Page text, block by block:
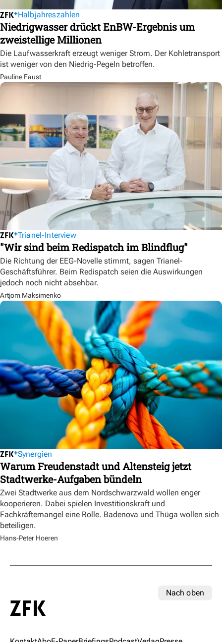
Halbjahreszahlen
Niedrigwasser drückt EnBW-Ergebnis um
zweistellige Millionen
Die Laufwasserkraft erzeugt weniger Strom. Der Kohletransport
ist weniger von den Niedrig-Pegeln betroffen.
Pauline Faust
Trianel-Interview
"Wir sind beim Redispatch im Blindflug"
Die Richtung der EEG-Novelle stimmt, sagen Trianel-
Geschäftsführer. Beim Redispatch seien die Auswirkungen
jedoch noch nicht absehbar.
Artjom Maksimenko
Synergien
Warum Freudenstadt und Altensteig jetzt
Stadtwerke-Aufgaben bündeln
Zwei Stadtwerke aus dem Nordschwarzwald wollen enger
kooperieren. Dabei spielen Investitionskraft und
Fachkräftemangel eine Rolle. Badenova und Thüga wollen sich
beteiligen.
Hans-Peter Hoeren
Nach oben